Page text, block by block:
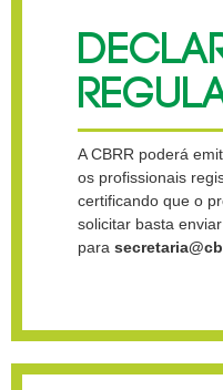
A CBRR poderá
os profissionais
certificando que o
solicitar basta
para